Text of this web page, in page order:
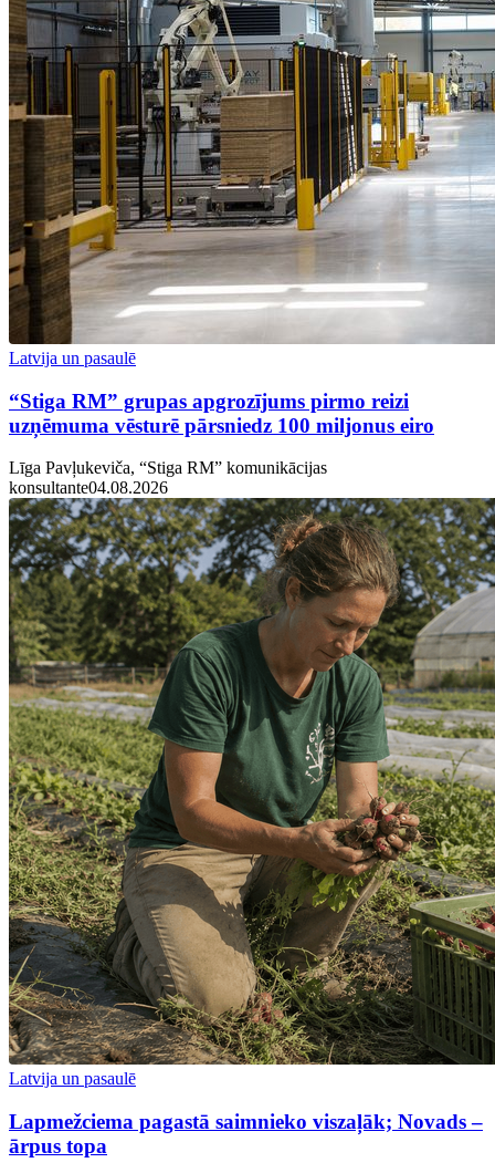
Latvija un pasaulē
“Stiga RM” grupas apgrozījums pirmo reizi
uzņēmuma vēsturē pārsniedz 100 miljonus eiro
Līga Pavļukeviča, “Stiga RM” komunikācijas
konsultante04.08.2026
Latvija un pasaulē
Lapmežciema pagastā saimnieko viszaļāk; Novads –
ārpus topa